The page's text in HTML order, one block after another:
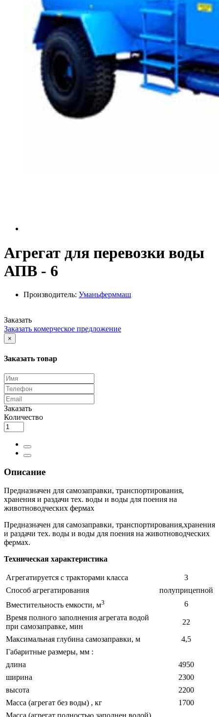
Агрегат для перевозки воды
АПВ - 6
Производитель: Уманьферммаш
Заказать
Заказать комерческое предложение
×
Заказать товар
Заказать
Количество
Описание
Предназначен для самозаправки, транспортирования,
хранения и раздачи тех. воды и воды для поения на
животноводческих фермах
Предназначен для самозаправки, транспортирования,хранения
и раздачи тех. воды и воды для поения на животноводческих
фермах.
Техническая характеристика
Агрегатируется с тракторами класса
3
Способ агрегатирования
полуприцепной
Вместительность емкости, м3
6
Время полного заполнения агрегата водой
при самозаправке, мин
22
Максимальная глубина самозаправки, м
4,5
Габаритные размеры, мм :
длина
4950
ширина
2300
высота
2200
Масса (агрегат без воды) , кг
1700